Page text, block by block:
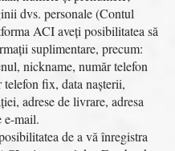
dvs. personale (Contul
ACI aveți posibilitatea să
suplimentare, precum:
nickname, număr telefon
fix, data nașterii,
adrese de livrare, adresa
e-mail.
de a vă înregistra